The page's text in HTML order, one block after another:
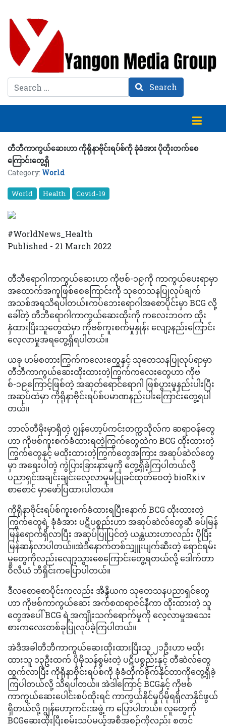
Search Search
တီဘီကာကွယ်ဆေးဟာ ကိုရိုနာဗိုင်းရပ်စ်ကို ခုံခံအား ပိုတိုးတက်စေ
ကြောင်းတွေ့ရှိ
Category: World
World Health Covid-19
#WorldNews_Health
Published - 21 March 2022
တီဘီရောဂါကာကွယ်ဆေးဟာ ကိုဗစ်-၁၉ကို ကာကွယ်ပေးရာမှာ
အထောက်အကူဖြစ်စေကြောင်းကို သုတေသနပြုလုပ်ချက်
အသစ်အရသိရပါတယ်။ကပ်ဘေးရောဂါအစောပိုင်းမှာ BCG လို့
ခေါ်တဲ့ တီဘီရောဂါကာကွယ်ဆေးထိုးကို ကလေးဘဝက ထိုး
နှံထားပြီးသူတွေထဲမှာ ကိုဗစ်ကူးစက်မှုနှုန်း လျော့နည်းကြောင်း
လေ့လာမှုအရတွေ့ရှိရပါတယ်။
ယခု ဟမ်စတားကြွက်ကလေးတွေနှင့် သုတေသနပြုလုပ်ရာမှာ
တီဘီကာကွယ်ဆေးထိုးထားတဲ့ကြွက်ကလေးတွေဟာ ကိုဗ
စ်-၁၉ကြောင့်ဖြစ်တဲ့ အဆုတ်ရောင်ရောဂါ ဖြစ်ပွားမှုနည်းပါးပြီး
အဆုပ်ထဲမှာ ကိုရိုနာဗိုင်းရပ်စ်ပမာဏနည်းပါးကြောင်းတွေ့ရပါ
တယ်။
ဘာလ်တီမိုးမှာရှိတဲ့ ဂျွန်ဟော့ပ်ကင်းတက္ကသိုလ်က ဆရာဝန်တွေ
ဟာ ကိုဗစ်ကူးစက်ခံထားရတဲ့ကြွက်တွေထဲက BCG ထိုးထားတဲ့
ကြွက်တွေနှင့် မထိုးထားတဲ့ကြွက်တွေအကြား အဆုပ်ဆဲလ်တွေ
မှာ အရေးပါတဲ့ ကွဲပြားခြားနားမှုကို တွေ့ရှိခဲ့ကြပါတယ်လို့
ပညာရှင်အချင်းချင်းလေ့လာမှုမပြုခင်ထုတ်ဝေတဲ့ bioRxiv
စာစောင် မှာဖော်ပြထားပါတယ်။
ကိုရိုနာဗိုင်းရပ်စ်ကူးစက်ခံထားရပြီးနောက် BCG ထိုးထားတဲ့
ကြွက်တွေရဲ့ ခုံခံအား ပဋိပစ္စည်းဟာ အဆုပ်ဆဲလ်တွေဆီ ခပ်မြန်
မြန်ရောက်ရှိလာပြီး အဆုပ်ပြုပြင်တဲ့ ယန္တယားဟာလည်း ပိုပြီး
မြန်ဆန်လာပါတယ်။အဲဒီနောက်တစ်သျှူးပျက်ဆီးတဲ့ ရောင်ရမ်း
မှုတွေကိုလည်းလျော့သွားစေကြောင်းတွေ့ရတယ်လို့ ဒေါက်တာ
ဝီလီယံ ဘီရှိင်းကပြောပါတယ်။
ဒီလစောစောပိုင်းကလည်း အိန္ဒိယက သုတေသနပညာရှင်တွေ
ဟာ ကိုဗစ်ကာကွယ်ဆေး အက်စထရာဇင်နီကာ ထိုးထားတဲ့ သူ
တွေအပေါ် BCG ရဲ့အကျိုးသက်ရောက်မှုကို လေ့လာမှုအသေး
စားကလေးတစ်ခုပြုလုပ်ခဲ့ကြပါတယ်။
အဲဒီအခါတီဘီကာကွယ်ဆေးထိုးထားပြီးသူ ၂၁ဦးဟာ မထိုး
ထားသူ ၁၃ဦးထက် ပိုမိုသန်စွမ်းတဲ့ ပဋိပစ္စည်းနှင့် တီဆဲလ်တွေ
ထွက်လာပြီး ကိုရိုနာဗိုင်းရပ်စ်ကို ခုံခံတိုက်ခိုက်နိုင်တာကိုတွေ့ရှိခဲ့
ကြပါတယ်လို့ သိရပါတယ်။ အဲဒါကြောင့် BCGနှင့် ကိုဗစ်
ကာကွယ်ဆေးပေါင်းစပ်ထိုးရင် ကာကွယ်နိုင်မှုပိုမိုရရှိလာနိုင်ဖွယ်
ရှိတယ်လို့ ဂျွန်ဟော့ကင်းအဖွဲ့ က ပြောပါတယ်။ လူတွေကို
BCGဆေးထိုးပြီးစမ်းသပ်မယ့်အစီအစဉ်ကိုလည်း စတင်